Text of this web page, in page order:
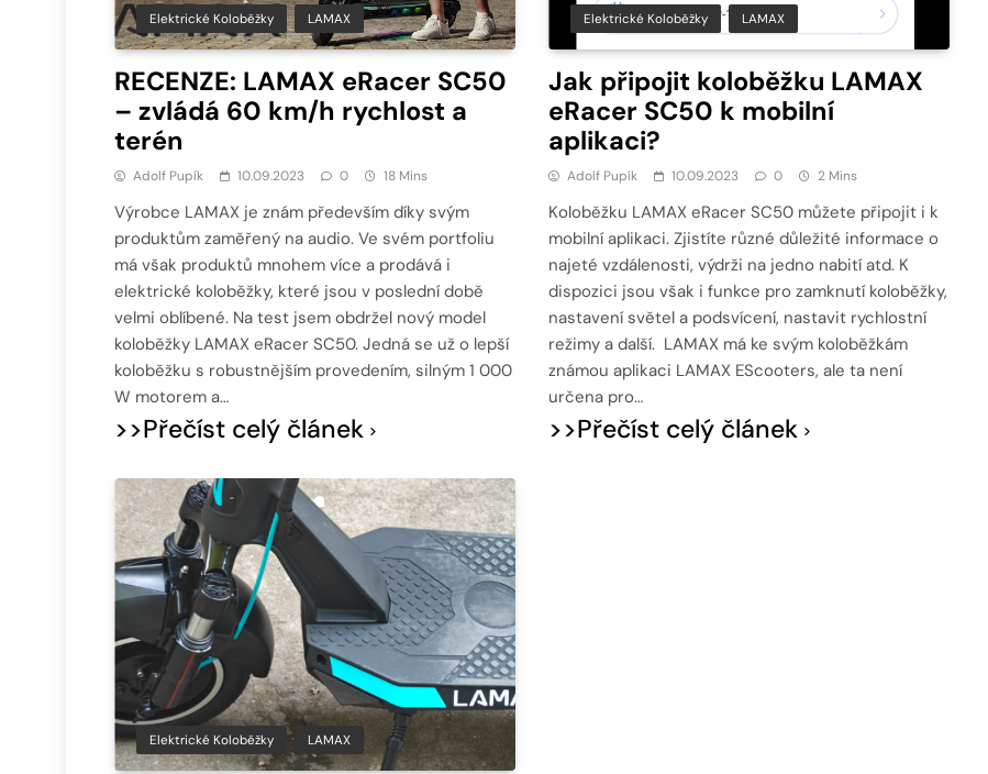
Elektrické Koloběžky LAMAX
RECENZE: LAMAX eRacer SC50
– zvládá 60 km/h rychlost a
terén
Adolf Pupík 10.09.2023 0 18 Mins
Výrobce LAMAX je znám především díky svým
produktům zaměřený na audio. Ve svém portfoliu
má však produktů mnohem více a prodává i
elektrické koloběžky, které jsou v poslední době
velmi oblíbené. Na test jsem obdržel nový model
koloběžky LAMAX eRacer SC50. Jedná se už o lepší
koloběžku s robustnějším provedením, silným 1 000
W motorem a…
>>Přečíst celý článek
Elektrické Koloběžky LAMAX
Jak připojit koloběžku LAMAX
eRacer SC50 k mobilní
aplikaci?
Adolf Pupík 10.09.2023 0 2 Mins
Koloběžku LAMAX eRacer SC50 můžete připojit i k
mobilní aplikaci. Zjistíte různé důležité informace o
najeté vzdálenosti, výdrži na jedno nabití atd. K
dispozici jsou však i funkce pro zamknutí koloběžky,
nastavení světel a podsvícení, nastavit rychlostní
režimy a další. LAMAX má ke svým koloběžkám
známou aplikaci LAMAX EScooters, ale ta není
určena pro…
>>Přečíst celý článek
Elektrické Koloběžky LAMAX